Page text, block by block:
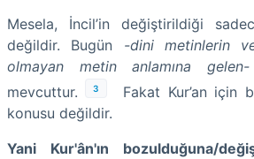
Mesela, İncil’in değiştirildiği
değildir. Bugün -dini metinlerin
olmayan metin anlamına gelen-
mevcuttur.
3
Fakat Kur’an için
konusu değildir.
Yani Kur'ân'ın bozulduğuna/